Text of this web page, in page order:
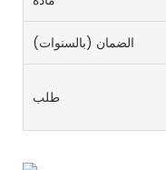
الضمان (بالسنوات)
طلب